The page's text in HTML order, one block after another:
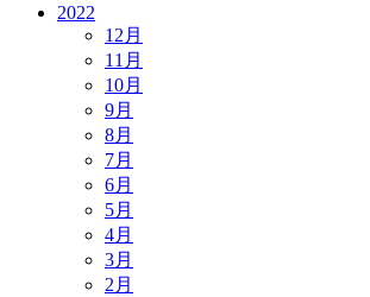
2022
12月
11月
10月
9月
8月
7月
6月
5月
4月
3月
2月